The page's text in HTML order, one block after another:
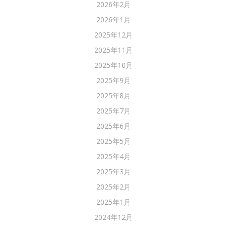
2026年2月
2026年1月
2025年12月
2025年11月
2025年10月
2025年9月
2025年8月
2025年7月
2025年6月
2025年5月
2025年4月
2025年3月
2025年2月
2025年1月
2024年12月